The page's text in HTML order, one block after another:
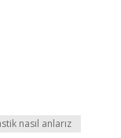
nasıl anlarız